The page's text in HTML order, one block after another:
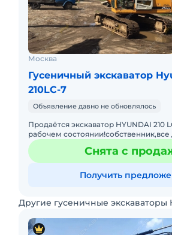
Москва
Гусеничный экскаватор
210LC-7
Объявление давно не обновлялось
Продаётся экскаватор HYUNDAI 210
рабочем
Год выпуска-2007 Масса-22 тонны.
Удлинённая раСнята с
Получить
Другие гусеничные экскаваторы